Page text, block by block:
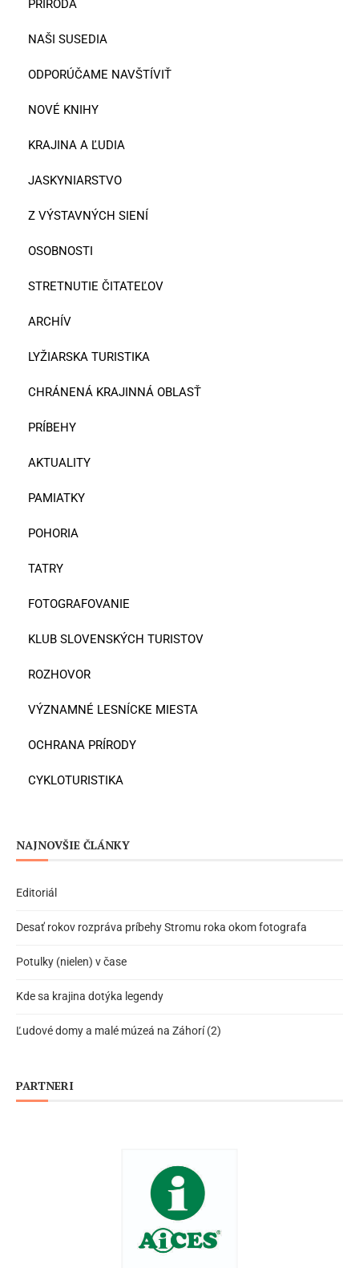
PRÍRODA
NAŠI SUSEDIA
ODPORÚČAME NAVŠTÍVIŤ
NOVÉ KNIHY
KRAJINA A ĽUDIA
JASKYNIARSTVO
Z VÝSTAVNÝCH SIENÍ
OSOBNOSTI
STRETNUTIE ČITATEĽOV
ARCHÍV
LYŽIARSKA TURISTIKA
CHRÁNENÁ KRAJINNÁ OBLASŤ
PRÍBEHY
AKTUALITY
PAMIATKY
POHORIA
TATRY
FOTOGRAFOVANIE
KLUB SLOVENSKÝCH TURISTOV
ROZHOVOR
VÝZNAMNÉ LESNÍCKE MIESTA
OCHRANA PRÍRODY
CYKLOTURISTIKA
NAJNOVŠIE ČLÁNKY
Editoriál
Desať rokov rozpráva príbehy Stromu roka okom fotografa
Potulky (nielen) v čase
Kde sa krajina dotýka legendy
Ľudové domy a malé múzeá na Záhorí (2)
PARTNERI